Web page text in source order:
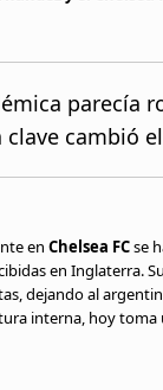
parecía
clave cambió
en Chelsea FCse
en Inglaterra.
dejando al
interna, hoy